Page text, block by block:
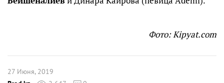
Фото: Kipyat.com
27 Июня, 2019